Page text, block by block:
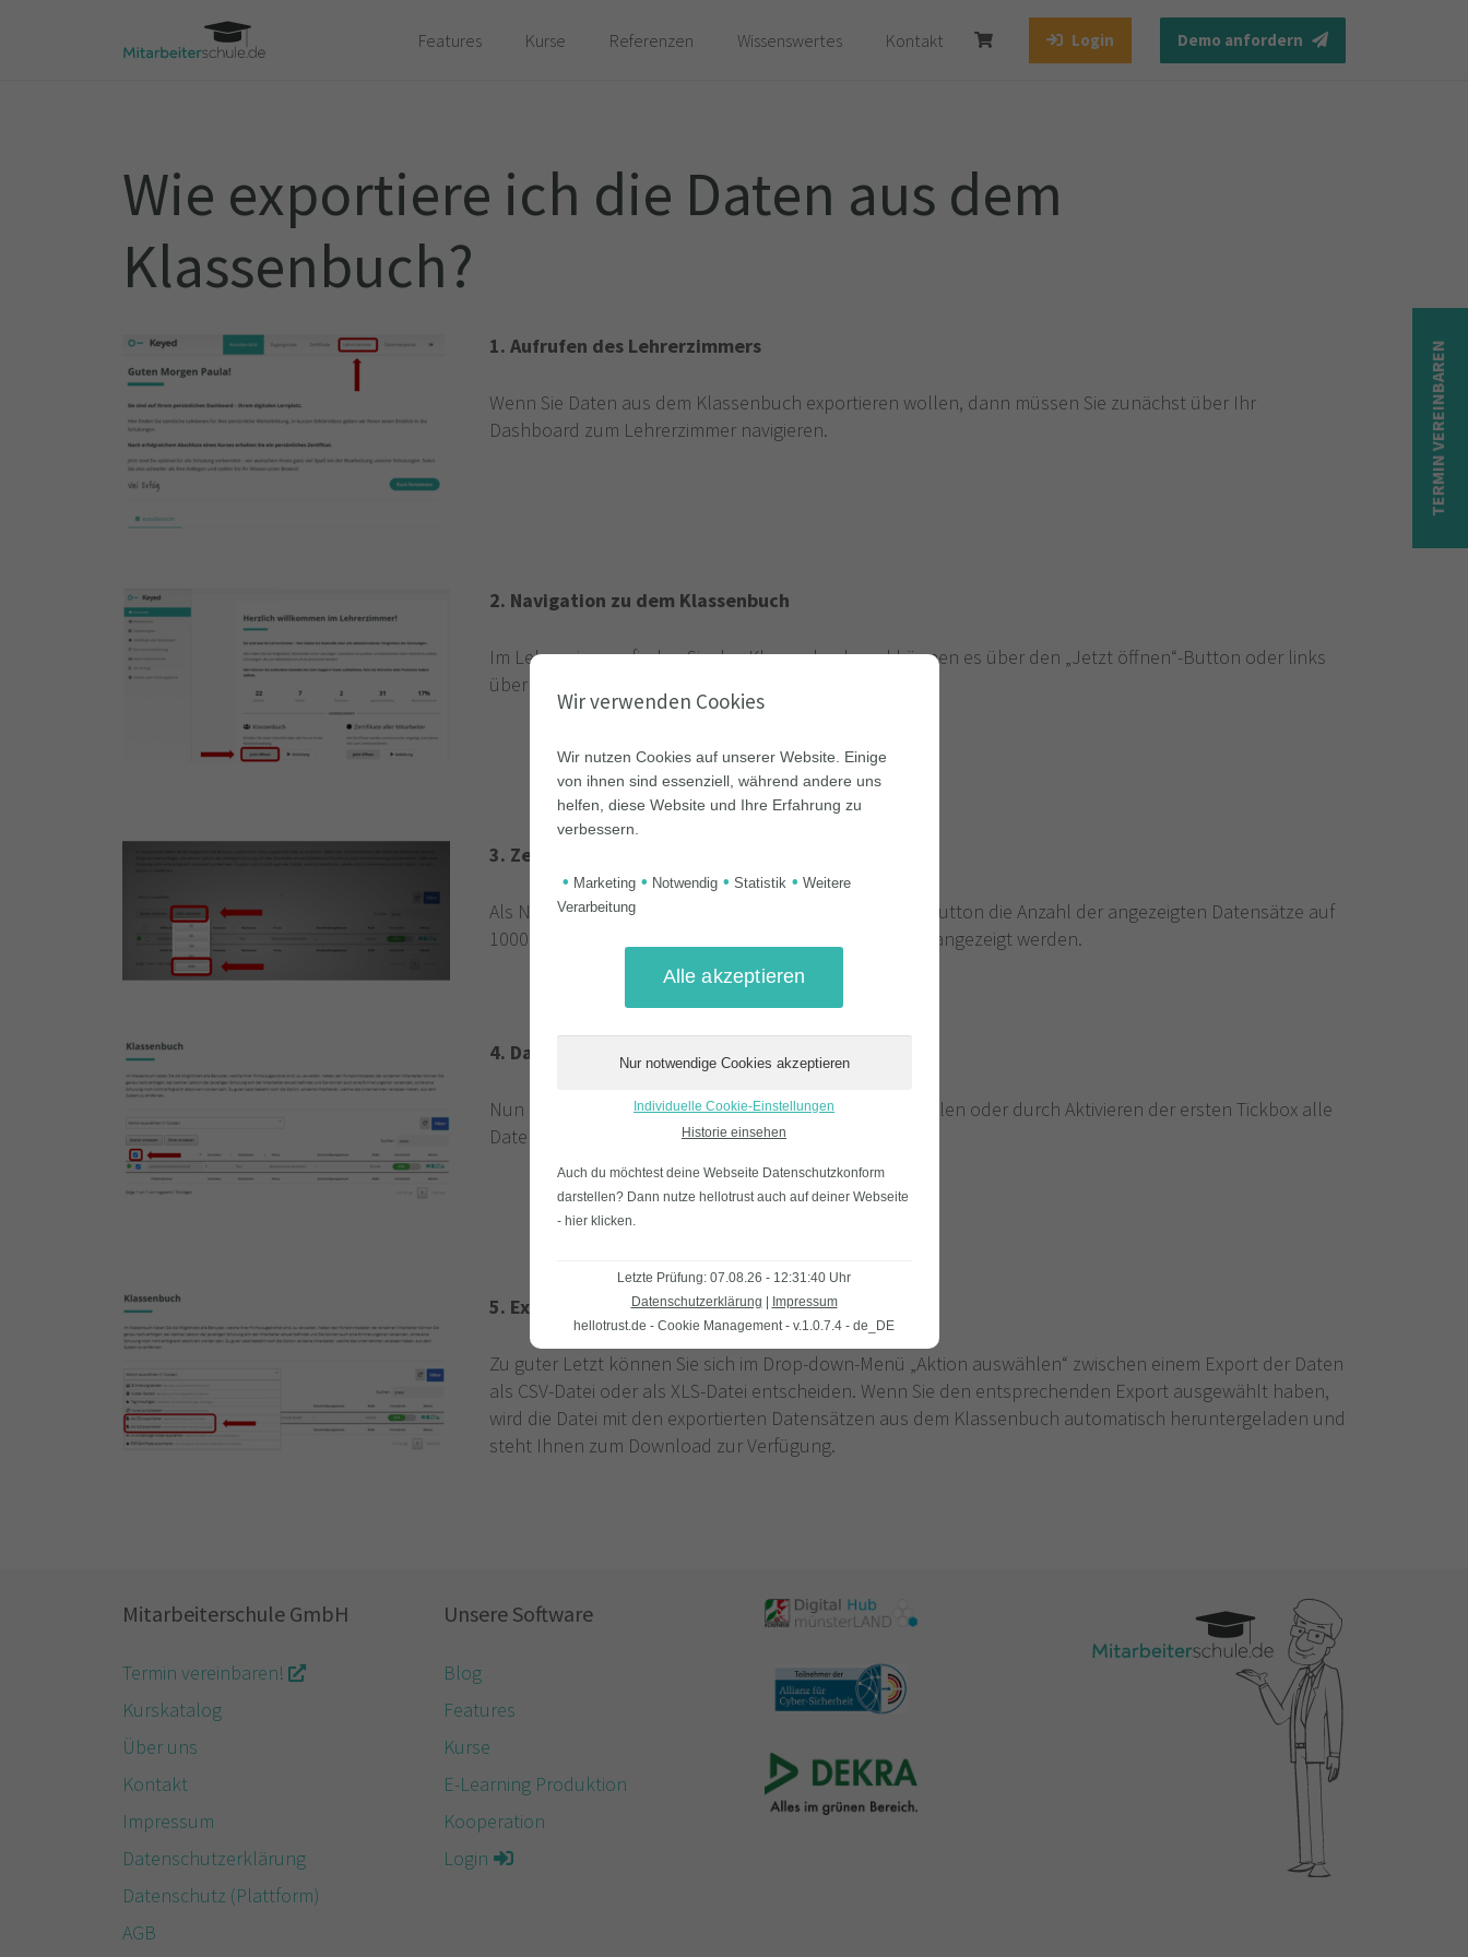
TERMIN VEREINBAREN
Features Kurse Referenzen Wissenswertes Kontakt Login Demo anfordern
Wie exportiere ich die Daten aus dem
Klassenbuch?
1. Aufrufen des Lehrerzimmers
Wenn Sie Daten aus dem Klassenbuch exportieren wollen, dann müssen Sie zunächst über Ihr
Dashboard zum Lehrerzimmer navigieren.
2. Navigation zu dem Klassenbuch
Im Lehrerzimmer finden Sie das Klassenbuch und können es über den „Jetzt öffnen“-Button oder links
über die Navigationsleiste öffnen.
3. Zeilen anpassen
Als Nächstes müssen Sie über den „Zeilen anpassen“-Button die Anzahl der angezeigten Datensätze auf
1000 hochstufen, damit im Folgenden alle Datensätze angezeigt werden.
4. Datensätze auswählen
Nun können Sie entweder einzelne Datensätze auswählen oder durch Aktivieren der ersten Tickbox alle
Datensätze auswählen.
5. Export der Daten
Zu guter Letzt können Sie sich im Drop-down-Menü „Aktion auswählen“ zwischen einem Export der Daten
als CSV-Datei oder als XLS-Datei entscheiden. Wenn Sie den entsprechenden Export ausgewählt haben,
wird die Datei mit den exportierten Datensätzen aus dem Klassenbuch automatisch heruntergeladen und
steht Ihnen zum Download zur Verfügung.
Mitarbeiterschule GmbH
Termin vereinbaren!
Kurskatalog
Über uns
Kontakt
Impressum
Datenschutzerklärung
Datenschutz (Plattform)
AGB
Unsere Software
Blog
Features
Kurse
E-Learning Produktion
Kooperation
Login
Wir verwenden Cookies
Wir nutzen Cookies auf unserer Website. Einige
von ihnen sind essenziell, während andere uns
helfen, diese Website und Ihre Erfahrung zu
verbessern.
• Marketing • Notwendig • Statistik • Weitere
Verarbeitung
Individuelle Cookie-Einstellungen
Historie einsehen
Auch du möchtest deine Webseite Datenschutzkonform
darstellen? Dann nutze hellotrust auch auf deiner Webseite
- hier klicken.
Letzte Prüfung: 07.08.26 - 12:31:40 Uhr
Datenschutzerklärung
Impressum
hellotrust.de - Cookie Management - v.1.0.7.4 - de_DE